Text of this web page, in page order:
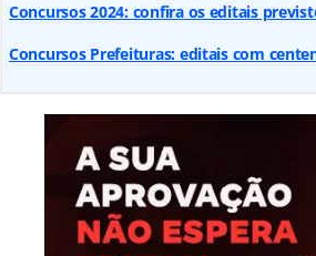
Concursos 2024: confira os editais
Concursos Prefeituras: editais com